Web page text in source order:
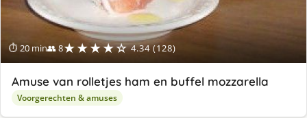
⏱ 20 min👥 8★★★★☆ 4.34 (128)
Amuse van rolletjes ham en buffel mozzarella
Voorgerechten & amuses